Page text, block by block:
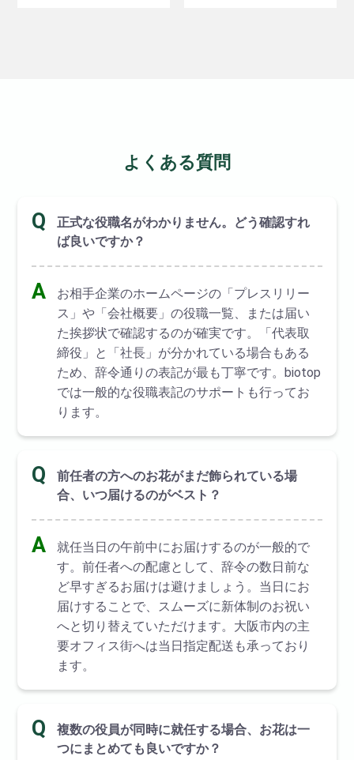
よくある質問
Q
正式な役職名がわかりません。どう確認すれ
ば良いですか？
A
お相手企業のホームページの「プレスリリー
ス」や「会社概要」の役職一覧、または届い
た挨拶状で確認するのが確実です。「代表取
締役」と「社長」が分かれている場合もある
ため、辞令通りの表記が最も丁寧です。biotop
では一般的な役職表記のサポートも行ってお
ります。
Q
前任者の方へのお花がまだ飾られている場
合、いつ届けるのがベスト？
A
就任当日の午前中にお届けするのが一般的で
す。前任者への配慮として、辞令の数日前な
ど早すぎるお届けは避けましょう。当日にお
届けすることで、スムーズに新体制のお祝い
へと切り替えていただけます。大阪市内の主
要オフィス街へは当日指定配送も承っており
ます。
Q
複数の役員が同時に就任する場合、お花は一
つにまとめても良いですか？